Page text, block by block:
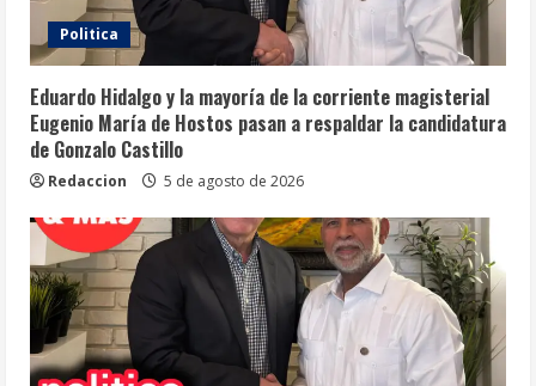
Politica
Eduardo Hidalgo y la mayoría de la corriente magisterial
Eugenio María de Hostos pasan a respaldar la candidatura
de Gonzalo Castillo
Redaccion 5 de agosto de 2026